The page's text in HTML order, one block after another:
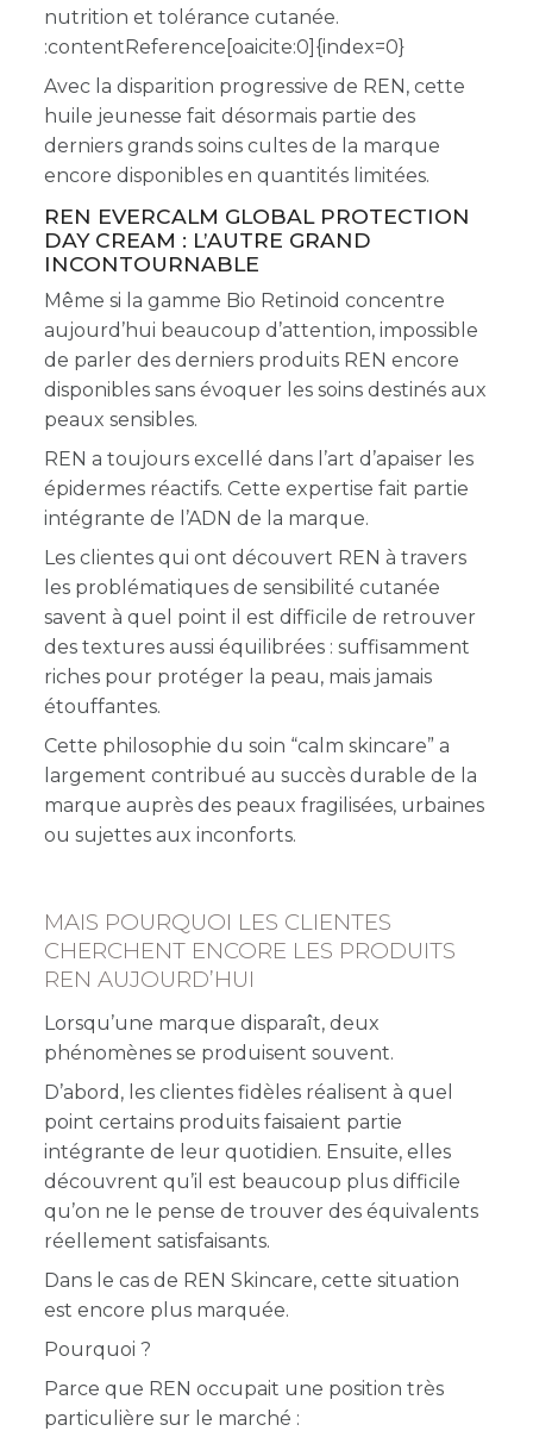
nutrition et tolérance cutanée.
:contentReference[oaicite:0]{index=0}
Avec la disparition progressive de REN, cette
huile jeunesse fait désormais partie des
derniers grands soins cultes de la marque
encore disponibles en quantités limitées.
REN EVERCALM GLOBAL PROTECTION
DAY CREAM : L’AUTRE GRAND
INCONTOURNABLE
Même si la gamme Bio Retinoid concentre
aujourd’hui beaucoup d’attention, impossible
de parler des derniers produits REN encore
disponibles sans évoquer les soins destinés aux
peaux sensibles.
REN a toujours excellé dans l’art d’apaiser les
épidermes réactifs. Cette expertise fait partie
intégrante de l’ADN de la marque.
Les clientes qui ont découvert REN à travers
les problématiques de sensibilité cutanée
savent à quel point il est difficile de retrouver
des textures aussi équilibrées : suffisamment
riches pour protéger la peau, mais jamais
étouffantes.
Cette philosophie du soin “calm skincare” a
largement contribué au succès durable de la
marque auprès des peaux fragilisées, urbaines
ou sujettes aux inconforts.
MAIS POURQUOI LES CLIENTES
CHERCHENT ENCORE LES PRODUITS
REN AUJOURD’HUI
Lorsqu’une marque disparaît, deux
phénomènes se produisent souvent.
D’abord, les clientes fidèles réalisent à quel
point certains produits faisaient partie
intégrante de leur quotidien. Ensuite, elles
découvrent qu’il est beaucoup plus difficile
qu’on ne le pense de trouver des équivalents
réellement satisfaisants.
Dans le cas de REN Skincare, cette situation
est encore plus marquée.
Pourquoi ?
Parce que REN occupait une position très
particulière sur le marché :